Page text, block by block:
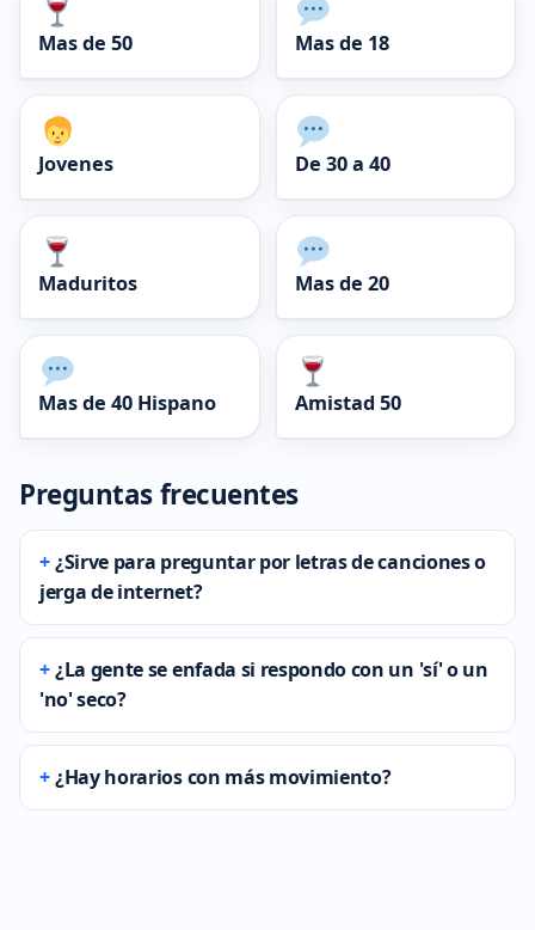
Mas de 50 Mas de 18
Jovenes De 30 a 40
Maduritos Mas de 20
Mas de 40 Hispano Amistad 50
Preguntas frecuentes
¿Sirve para preguntar por letras de canciones o
jerga de internet?
¿La gente se enfada si respondo con un 'sí' o un
'no' seco?
¿Hay horarios con más movimiento?